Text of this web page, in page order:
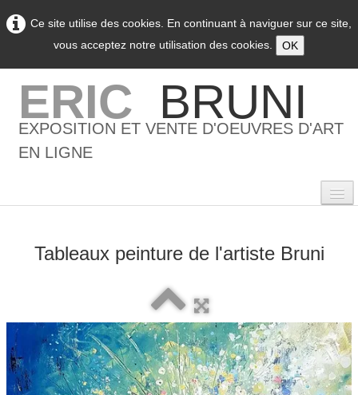
Ce site utilise des cookies. En continuant à naviguer sur ce site,
vous acceptez notre utilisation des cookies.
OK
ERIC BRUNI
EXPOSITION ET VENTE D'OEUVRES D'ART
EN LIGNE
0
L'artiste▼
Galeries▼
Tableaux peinture de l'artiste Bruni